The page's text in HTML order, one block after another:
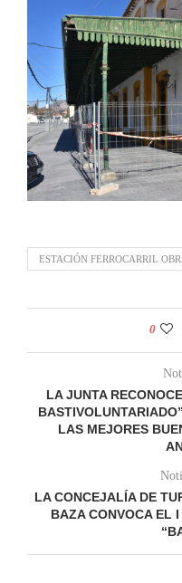
ESTACIÓN FERROCARRIL
0
LA JUNTA
LAS MEJORES
LA CONCEJALÍA DE
BAZA CONVOCA EL